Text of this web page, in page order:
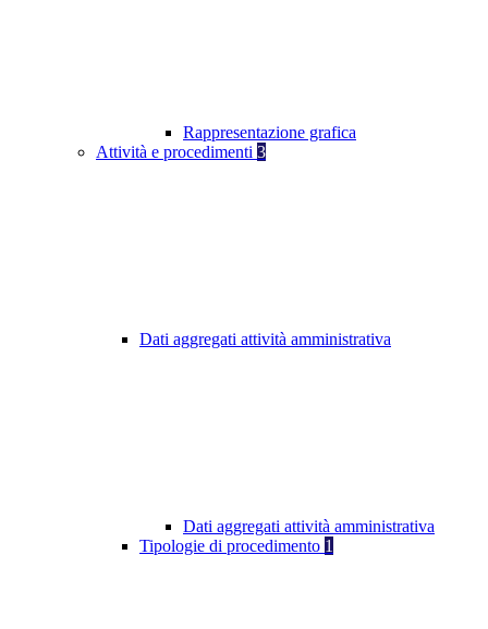
Rappresentazione grafica
Attività e procedimenti 3
Dati aggregati attività amministrativa
Dati aggregati attività amministrativa
Tipologie di procedimento 1